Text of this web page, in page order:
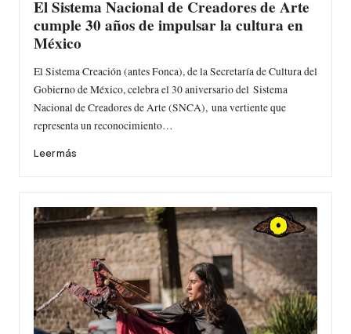
El Sistema Nacional de Creadores de Arte
cumple 30 años de impulsar la cultura en
México
El Sistema Creación (antes Fonca), de la Secretaría de Cultura del
Gobierno de México, celebra el 30 aniversario del Sistema
Nacional de Creadores de Arte (SNCA), una vertiente que
representa un reconocimiento…
Leer más